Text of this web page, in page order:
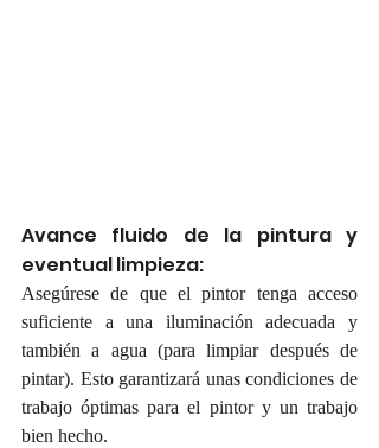
Avance fluido de la pintura y
eventual limpieza:
Asegúrese de que el pintor tenga acceso
suficiente a una iluminación adecuada y
también a agua (para limpiar después de
pintar). Esto garantizará unas condiciones de
trabajo óptimas para el pintor y un trabajo
bien hecho.